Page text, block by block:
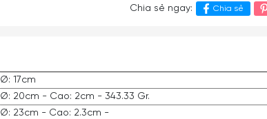
Chia sẻ ngay: Chia sẻ
Ø: 17cm
Ø: 20cm - Cao: 2cm - 343.33 Gr.
Ø: 23cm - Cao: 2.3cm -